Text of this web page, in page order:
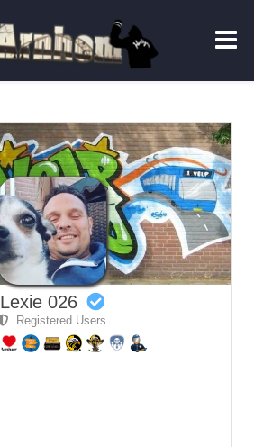
Lexie 026
Registered Users